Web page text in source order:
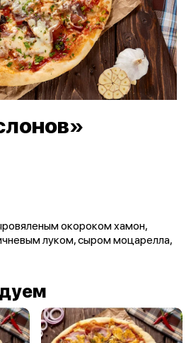
окороком хамон,
луком, сыром моцарелла,